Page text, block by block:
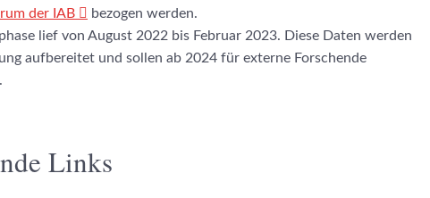
der IAB
bezogen werden.
lief von August 2022 bis Februar 2023. Diese Daten werden
aufbereitet und sollen ab 2024 für externe Forschende
Links